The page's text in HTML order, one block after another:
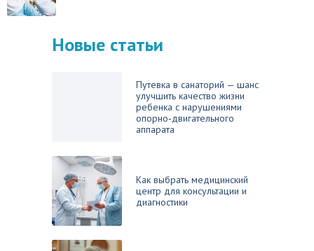
Новые статьи
Путевка в санаторий — шанс
улучшить качество жизни
ребенка с нарушениями
опорно‑двигательного
аппарата
Как выбрать медицинский
центр для консультации и
диагностики